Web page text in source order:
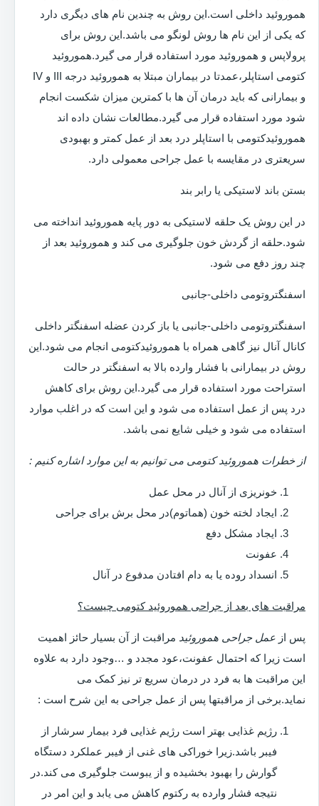
هموروئید داخلی است.این روش به چندین نام های دیگری دارد
که یکی از این نام ها روش لونگو می باشد.این روش برای
پرولاپس و هموروئید مورد استفاده قرار می گیرد.هموروئید
کتومی استاپلر،عمدتا در بیماران مبتلا به هموروئید درجه III و IV
و بیمارانی که باید درمان آن ها با کمترین میزان شکست انجام
شود مورد استفاده قرار می گیرد.مطالعات نشان داده اند
هموروئیدکتومی با استاپلر درد بعد از عمل کمتر و بهبودی
سریعتری در مقایسه با عمل جراحی معمولی دارد.
بستن باند لاستیکی یا رابر بند
در این روش یک حلقه لاستیکی به دور پایه هموروئید انداخته می
شود.حلقه از گردش خون جلوگیری می کند و هموروئید بعد از
چند روز دفع می شود.
اسفنگتروتومی داخلی-جانبی
اسفنگتروتومی داخلی-جانبی یا باز کردن عضله اسفنگتر داخلی
کانال آنال نیز گاهی همراه با هموروئیدکتومی انجام می شود.این
روش در بیمارانی با فشار وارده بالا به اسفنگتر در حالت
استراحت مورد استفاده قرار می گیرد.این روش برای کاهش
درد پس از عمل استفاده می شود و این است که در اغلب موارد
استفاده می شود و خیلی شایع نمی باشد.
از خطرات هموروئید کتومی می توانیم به این موارد اشاره کنیم :
خونریزی از آنال در محل عمل
ایجاد لخته خون (هماتوم)در محل برش برای جراحی
ایجاد مشکل دفع
عفونت
انسداد روده یا به دام افتادن مدفوع در آنال
مراقبت های بعد از جراحی هموروئید کتومی چیست؟
پس از عمل جراحی هموروئید مراقبت از آن بسیار حائز اهمیت
است زیرا که احتمال عفونت،عود مجدد و …وجود دارد به علاوه
این مراقبت ها به فرد در درمان سریع تر نیز کمک می
نماید.برخی از مراقبتها پس از عمل جراحی به این شرح است :
رژیم غذایی بهتر است رژیم غذایی فرد بیمار سرشار از
فیبر باشد.زیرا خوراکی های غنی از فیبر عملکرد دستگاه
گوارش را بهبود بخشیده و از یبوست جلوگیری می کند.در
نتیجه فشار وارده به رکتوم کاهش می یابد و این امر در